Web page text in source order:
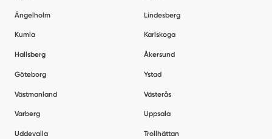
Ängelholm Lindesberg
Kumla Karlskoga
Hallsberg Åkersund
Göteborg Ystad
Västmanland Västerås
Varberg Uppsala
Uddevalla Trollhättan